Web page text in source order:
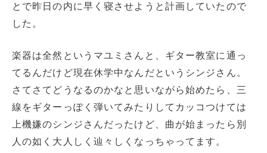
とで昨日の内に早く寝させようと計画していたので
した。
楽器は全然というマユミさんと、ギター教室に通っ
てるんだけど現在休学中なんだというシンジさん。
さてさてどうなるのかなと思いながら始めたら、三
線をギターっぽく弾いてみたりしてカッコつけては
上機嫌のシンジさんだったけど、曲が始まったら別
人の如く大人しく辿々しくなっちゃってます。